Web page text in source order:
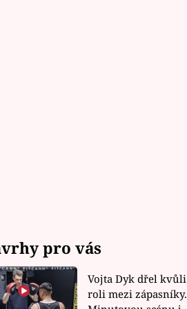
pro vás
Vojta Dyk dřel kvůli
roli mezi zápasníky.